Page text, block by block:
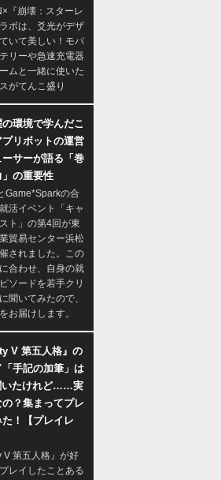
『崩壊：スターレ
ボは、爻光がデザ
いて美しい！モバ
リーや急速充電器
ムと一緒に使いた
がてんこ盛り
環境で学んだこ
リボットの運営
ーサーが語る「巻
」の重要性
Game*Sparkの合
活イベント「キャ
ト」の第4回が東
貿易センター浜松
されました。この
合わせ、自身の就
ソードを若手クリ
聞いてみたので、
お届けします。
V 第五人格』の
手記の加筆」は
いたけれど……実
の？集まってプレ
！【プレイレ
V 第五人格』が好
レイしたことある